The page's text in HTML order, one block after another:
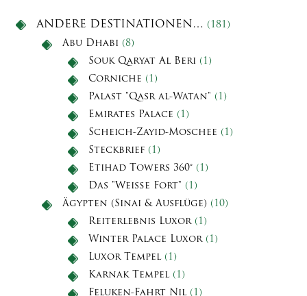
ANDERE DESTINATIONEN… (181)
Abu Dhabi (8)
Souk Qaryat Al Beri (1)
Corniche (1)
Palast "Qasr al-Watan" (1)
Emirates Palace (1)
Scheich-Zayid-Moschee (1)
Steckbrief (1)
Etihad Towers 360° (1)
Das "Weiße Fort" (1)
Ägypten (Sinai & Ausflüge) (10)
Reiterlebnis Luxor(1)
Winter Palace Luxor(1)
Luxor Tempel (1)
Karnak Tempel (1)
Feluken-Fahrt Nil (1)